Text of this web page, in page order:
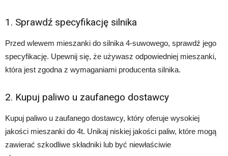
1. Sprawdź specyfikację silnika
Przed wlewem mieszanki do silnika 4-suwowego, sprawdź jego
specyfikację. Upewnij się, że używasz odpowiedniej mieszanki,
która jest zgodna z wymaganiami producenta silnika.
2. Kupuj paliwo u zaufanego dostawcy
Kupuj paliwo u zaufanego dostawcy, który oferuje wysokiej
jakości mieszanki do 4t. Unikaj niskiej jakości paliw, które mogą
zawierać szkodliwe składniki lub być niewłaściwie